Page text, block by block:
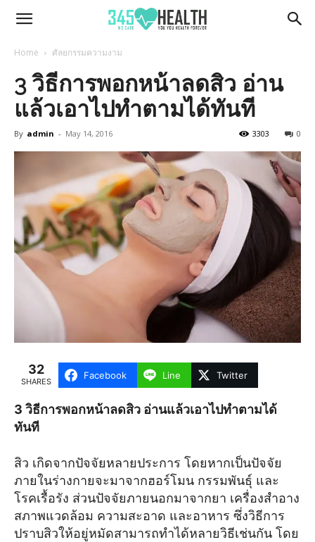
345Health
Home ศัลยกรรมความงาม
3 วิธีการพอกหน้าลดสิว อ่าน
แล้วเอาไปทำตามได้ทันที
By admin - May 14, 2016 0
3303
32
SHARES
Facebook Line Twitter
3 วิธีการพอกหน้าลดสิว อ่านแล้วเอาไปทำตามได้
ทันที
สิว เกิดจากปัจจัยหลายประการ โดยหากเป็นปัจจัย
ภายในร่างกายจะมาจากฮอร์โมน กรรมพันธุ์ และ
โรคเรื้อรัง ส่วนปัจจัยภายนอกมาจากยา เครื่องสำอาง
สภาพแวดล้อม ความสะอาด และอาหาร ซึ่งวิธีการ
ปราบสิวให้อยู่หมัดสามารถทำได้หลายวิธีเช่นกัน โดย